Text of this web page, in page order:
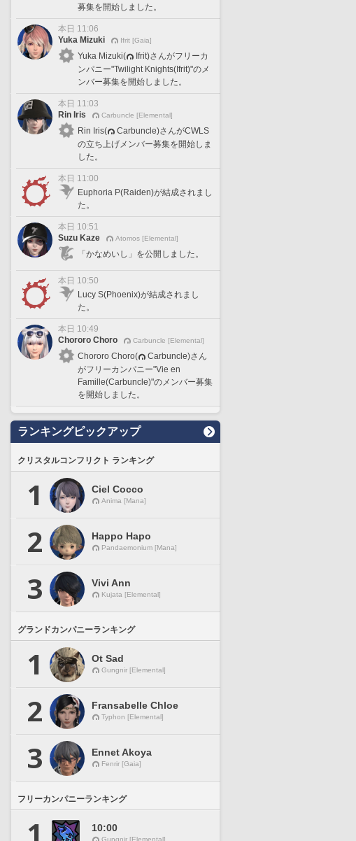
募集を開始しました。
本日 11:06
Yuka Mizuki
Ifrit [Gaia]
Yuka Mizuki(
Ifrit)さんがフリーカ
ンパニー"Twilight Knights(Ifrit)"のメ
ンバー募集を開始しました。
本日 11:03
Rin Iris
Carbuncle [Elemental]
Rin Iris(
Carbuncle)さんがCWLS
の立ち上げメンバー募集を開始しま
した。
本日 11:00
Euphoria P(Raiden)が結成されまし
た。
本日 10:51
Suzu Kaze
Atomos [Elemental]
「かなめいし」を公開しました。
本日 10:50
Lucy S(Phoenix)が結成されまし
た。
本日 10:49
Chororo Choro
Carbuncle [Elemental]
Chororo Choro(
Carbuncle)さん
がフリーカンパニー"Vie en
Famille(Carbuncle)"のメンバー募集
を開始しました。
ランキングピックアップ
クリスタルコンフリクト ランキング
1 Ciel Cocco
Anima [Mana]
2 Happo Hapo
Pandaemonium [Mana]
3 Vivi Ann
Kujata [Elemental]
グランドカンパニーランキング
1 Ot Sad
Gungnir [Elemental]
2 Fransabelle Chloe
Typhon [Elemental]
3 Ennet Akoya
Fenrir [Gaia]
フリーカンパニーランキング
1 10:00
Gungnir [Elemental]